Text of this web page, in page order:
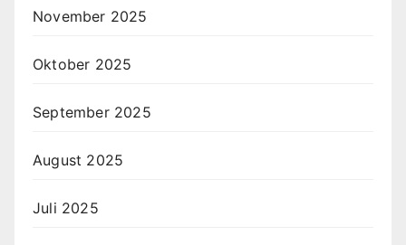
November 2025
Oktober 2025
September 2025
August 2025
Juli 2025